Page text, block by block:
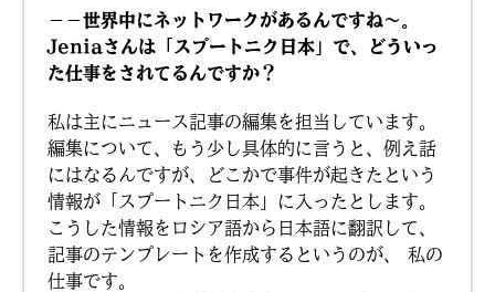
－－世界中にネットワークがあるんですね〜。
Jeniaさんは「スプートニク日本」で、どういっ
た仕事をされてるんですか？
私は主にニュース記事の編集を担当しています。
編集について、もう少し具体的に言うと、例え話
にはなるんですが、どこかで事件が起きたという
情報が「スプートニク日本」に入ったとします。
こうした情報をロシア語から日本語に翻訳して、
記事のテンプレートを作成するというのが、 私の
仕事です。